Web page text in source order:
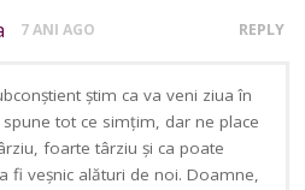
7 ANI AGO REPLY
știm ca va veni ziua în
tot ce simțim, dar ne place
foarte târziu și ca poate
fi veșnic alături de noi. Doamne,